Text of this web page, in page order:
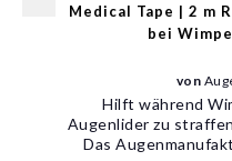
Medical Tape | 2
bei
von
Hilft während
Augenlider zu
Das